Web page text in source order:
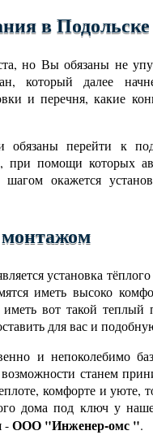
в Подольске
но Вы обязаны не
который далее
и перечня, какие
перейти к
при помощи которых
окажется
установка
иметь высоко
вот такой теплый
для вас и
и непоколебимо
станем
комфорте и уюте,
дома под ключ у
-ООО "Инженер-омс ".